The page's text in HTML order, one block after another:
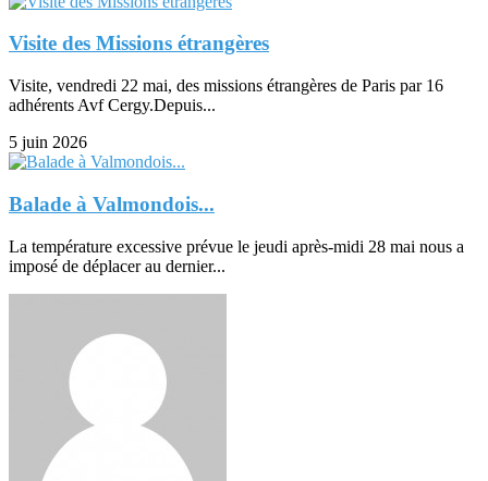
Visite des Missions étrangères
Visite, vendredi 22 mai, des missions étrangères de Paris par 16
adhérents Avf Cergy.Depuis...
5 juin 2026
Balade à Valmondois...
La température excessive prévue le jeudi après-midi 28 mai nous a
imposé de déplacer au dernier...